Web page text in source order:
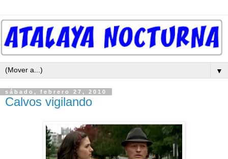
▼
sábado, febrero 27, 2010
Calvos vigilando